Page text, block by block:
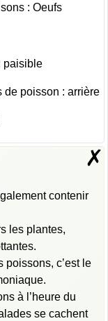
: Oeufs
paisible
de poisson : arrière
✗
contenir
les plantes,
poissons, c’est le
à l’heure du
se cachent